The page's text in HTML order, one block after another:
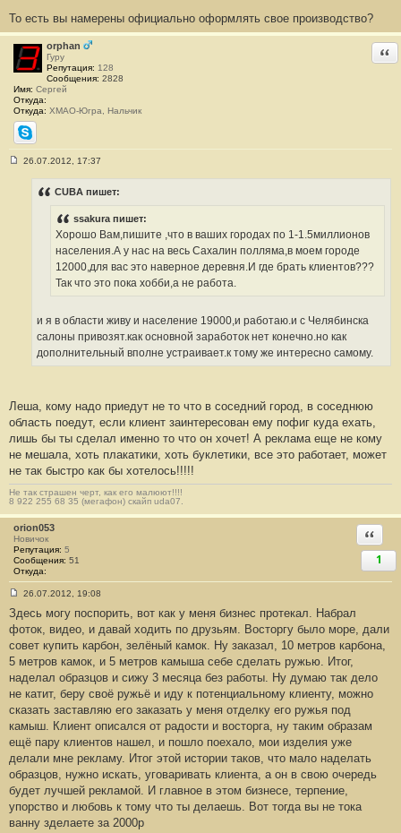
2
То есть вы намерены официально оформлять свое производство?
orphan
Гуру
Репутация: 128
Сообщения: 2828
Имя: Сергей
Откуда:
Откуда: ХМАО-Югра, Нальчик
Skype
26.07.2012, 17:37
CUBA пишет:
ssakura пишет:
Хорошо Вам,пишите ,что в ваших городах по 1-1.5миллионов
населения.А у нас на весь Сахалин полляма,в моем городе
12000,для вас это наверное деревня.И где брать клиентов???
Так что это пока хобби,а не работа.
и я в области живу и население 19000,и работаю.и с Челябинска
салоны привозят.как основной заработок нет конечно.но как
дополнительный вполне устраивает.к тому же интересно самому.
Леша, кому надо приедут не то что в соседний город, в соседнюю
область поедут, если клиент заинтересован ему пофиг куда ехать,
лишь бы ты сделал именно то что он хочет! А реклама еще не кому
не мешала, хоть плакатики, хоть буклетики, все это работает, может
не так быстро как бы хотелось!!!!!
Не так страшен черт, как его малюют!!!!
8 922 255 68 35 (мегафон) скайп uda07.
orion053
Новичок
Репутация: 5
Сообщения: 51
Откуда:
1
о
о
б
щ
н
и
е
#
3
26.07.2012, 19:08
Здесь могу поспорить, вот как у меня бизнес протекал. Набрал
фоток, видео, и давай ходить по друзьям. Восторгу было море, дали
совет купить карбон, зелёный камок. Ну заказал, 10 метров карбона,
5 метров камок, и 5 метров камыша себе сделать ружью. Итог,
наделал образцов и сижу 3 месяца без работы. Ну думаю так дело
не катит, беру своё ружьё и иду к потенциальному клиенту, можно
сказать заставляю его заказать у меня отделку его ружья под
камыш. Клиент описался от радости и восторга, ну таким образам
ещё пару клиентов нашел, и пошло поехало, мои изделия уже
делали мне рекламу. Итог этой истории таков, что мало наделать
образцов, нужно искать, уговаривать клиента, а он в свою очередь
будет лучшей рекламой. И главное в этом бизнесе, терпение,
упорство и любовь к тому что ты делаешь. Вот тогда вы не тока
ванну зделаете за 2000р